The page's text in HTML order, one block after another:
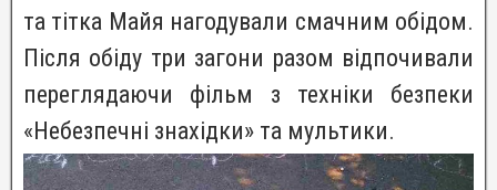
та тітка Майя нагодували смачним обідом.
Після обіду три загони разом відпочивали
переглядаючи фільм з техніки безпеки
«Небезпечні знахідки» та мультики.